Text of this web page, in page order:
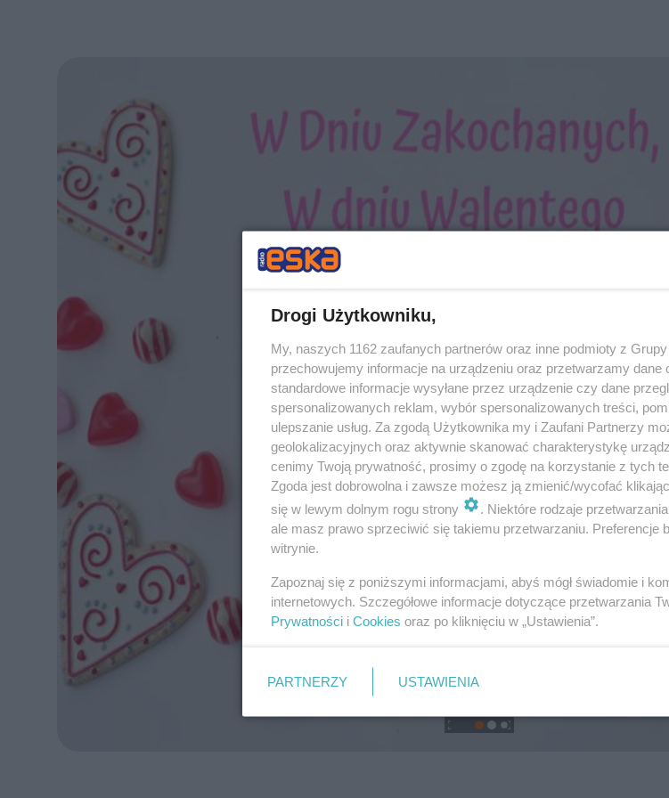
Drogi Użytkowniku,
My, naszych 1162 zaufanych partnerów oraz inne podmioty z
przechowujemy informacje na urządzeniu oraz przetwarzamy dane
standardowe informacje wysyłane przez urządzenie czy dane
spersonalizowanych reklam, wybór spersonalizowanych treści,
ulepszanie usług. Za zgodą Użytkownika my i Zaufani Partnerzy
geolokalizacyjnych oraz aktywnie skanować charakterystykę
cenimy Twoją prywatność, prosimy o zgodę na korzystanie z tych
Zgoda jest dobrowolna i zawsze możesz ją zmienić/wycofać
się w lewym dolnym rogu strony
. Niektóre rodzaje
ale masz prawo sprzeciwić się takiemu przetwarzaniu. Preferencje
witrynie.
Zapoznaj się z poniższymi informacjami, abyś mógł świadomie i
internetowych. Szczegółowe informacje dotyczące przetwarzania
Prywatności i Cookies oraz po kliknięciu w „Ustawienia”.
PARTNERZY USTAWIENIA